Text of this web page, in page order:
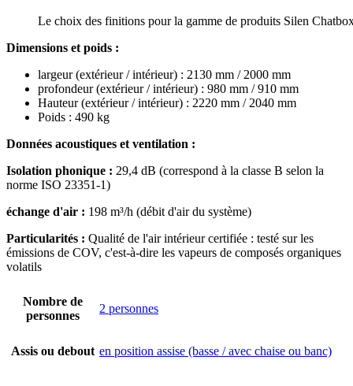
Le choix des finitions pour la gamme de produits Silen
Dimensions et poids :
largeur (extérieur / intérieur) : 2130 mm / 2000 mm
profondeur (extérieur / intérieur) : 980 mm / 910 mm
Hauteur (extérieur / intérieur) : 2220 mm / 2040 mm
Poids : 490 kg
Données acoustiques et ventilation :
Isolation phonique : 29,4 dB (correspond à la classe B selon la
norme ISO 23351-1)
échange d'air : 198 m³/h (débit d'air du système)
Particularités : Qualité de l'air intérieur certifiée : testé sur les
émissions de COV, c'est-à-dire les vapeurs de composés organiques
volatils
Nombre de
personnes
2 personnes
Assis ou debout en position assise (basse / avec chaise ou banc)